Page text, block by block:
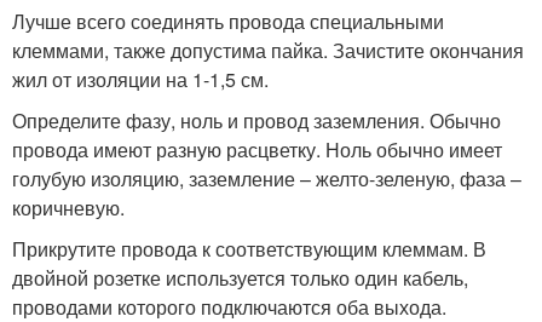
Лучше всего соединять провода специальными
клеммами, также допустима пайка. Зачистите окончания
жил от изоляции на 1-1,5 см.
Определите фазу, ноль и провод заземления. Обычно
провода имеют разную расцветку. Ноль обычно имеет
голубую изоляцию, заземление – желто-зеленую, фаза –
коричневую.
Прикрутите провода к соответствующим клеммам. В
двойной розетке используется только один кабель,
проводами которого подключаются оба выхода.